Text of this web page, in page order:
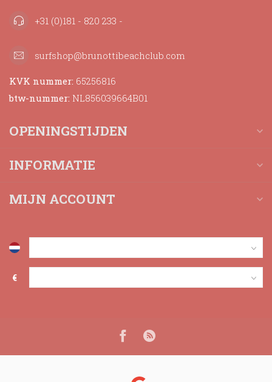
+31 (0)181 - 820 233 -
surfshop@brunottibeachclub.com
KVK nummer: 65256816
btw-nummer: NL856039664B01
OPENINGSTIJDEN
INFORMATIE
MIJN ACCOUNT
€